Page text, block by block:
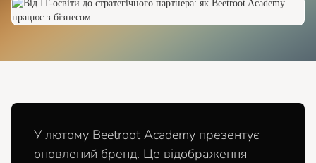
У лютому Beetroot Academy презентує
оновлений бренд. Це відображення